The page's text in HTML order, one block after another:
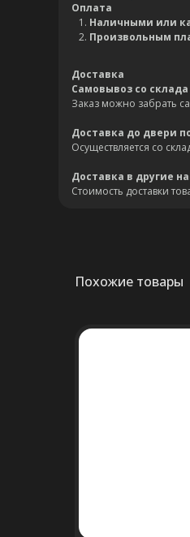
Оплата
Наличными или
Произвольным
Доставка
Самовывоз со
Заказ можно забрать
Доставка до двери
Осуществляется со
Доставка в другие
Стоимость доставки
Похожие товары